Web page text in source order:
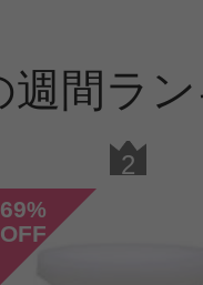
ると1 商品に
週間ラ
2
69%
OFF